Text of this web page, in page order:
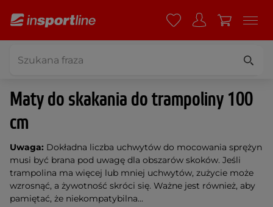
Maty do skakania do trampoliny 100
cm
Uwaga: Dokładna liczba uchwytów do mocowania sprężyn
musi być brana pod uwagę dla obszarów skoków. Jeśli
trampolina ma więcej lub mniej uchwytów, zużycie może
wzrosnąć, a żywotność skróci się. Ważne jest również, aby
pamiętać, że niekompatybilna...